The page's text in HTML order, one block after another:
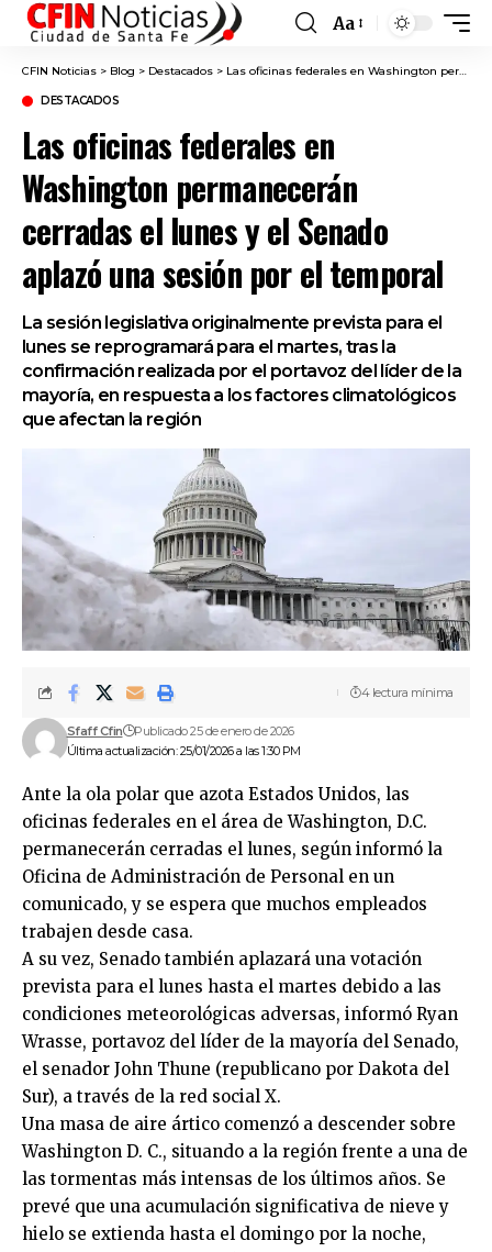
Font
Resizer
Aa
CFIN Noticias > Blog > Destacados > Las oficinas federales en Washington permanecerán cerradas el lunes y el Senado aplazó una sesión por el temporal
DESTACADOS
Las oficinas federales en
Washington permanecerán
cerradas el lunes y el Senado
aplazó una sesión por el temporal
La sesión legislativa originalmente prevista para el
lunes se reprogramará para el martes, tras la
confirmación realizada por el portavoz del líder de la
mayoría, en respuesta a los factores climatológicos
que afectan la región
Última actualización: 25/01/2026 a las 1:30 PM
Sfaff Cfin Publicado 25 de enero de 2026
4 lectura mínima
Ante la ola polar que azota Estados Unidos, las
oficinas federales en el área de Washington, D.C.
permanecerán cerradas el lunes, según informó la
Oficina de Administración de Personal en un
comunicado, y se espera que muchos empleados
trabajen desde casa.
A su vez, Senado también aplazará una votación
prevista para el lunes hasta el martes debido a las
condiciones meteorológicas adversas, informó Ryan
Wrasse, portavoz del líder de la mayoría del Senado,
el senador John Thune (republicano por Dakota del
Sur), a través de la red social X.
Una masa de aire ártico comenzó a descender sobre
Washington D. C., situando a la región frente a una de
las tormentas más intensas de los últimos años. Se
prevé que una acumulación significativa de nieve y
hielo se extienda hasta el domingo por la noche,